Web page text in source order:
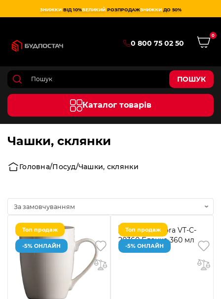
ЗНИЖКИ ВІД 10%ВЕЛИКИЙ РОЗПРОДАЖЗНИЖКИ ДО 50%
0 800 75 02 50
0
ПОШУК
Каталог товарів
Чашки, склянки
Головна Посуд Чашки, склянки
Топ продаж
-5% ОНЛАЙН
Топ продаж
-5% ОНЛАЙН